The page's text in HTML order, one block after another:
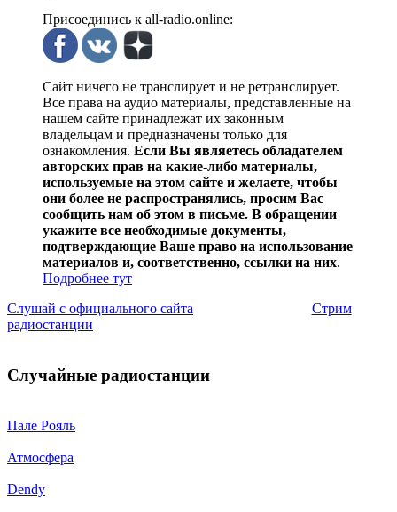
Присоединись к all-radio.online:
Сайт ничего не транслирует и не ретранслирует.
Все права на аудио материалы, представленные на
нашем сайте принадлежат их законным
владельцам и предназначены только для
ознакомления. Если Вы являетесь обладателем
авторских прав на какие-либо материалы,
используемые на этом сайте и желаете, чтобы
они более не распространялись, просим Вас
сообщить нам об этом в письме. В обращении
укажите все необходимые документы,
подтверждающие Ваше право на использование
материалов и, соответственно, ссылки на них.
Подробнее тут
Слушай с официального сайта
Стрим
радиостанции
Случайные радиостанции
Пале Рояль
Атмосфера
Dendy